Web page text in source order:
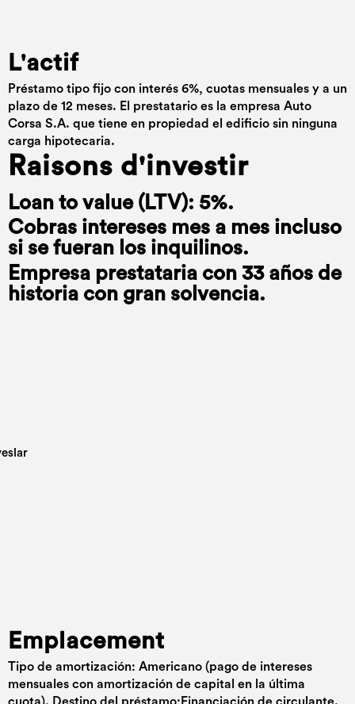
L'actif
Préstamo tipo fijo con interés 6%, cuotas mensuales y a un
plazo de 12 meses. El prestatario es la empresa Auto
Corsa S.A. que tiene en propiedad el edificio sin ninguna
carga hipotecaria.
Raisons d'investir
Loan to value (LTV): 5%.
Cobras intereses mes a mes incluso
si se fueran los inquilinos.
Empresa prestataria con 33 años de
historia con gran solvencia.
Emplacement
Tipo de amortización: Americano (pago de intereses
mensuales con amortización de capital en la última
cuota). Destino del préstamo:Financiación de circulante.